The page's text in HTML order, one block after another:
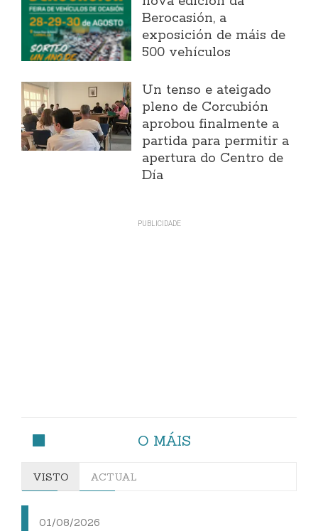
Berocasión, a
exposición de máis de
500 vehículos
Un tenso e ateigado
pleno de Corcubión
aprobou finalmente a
partida para permitir a
apertura do Centro de
Día
O MÁIS
VISTO ACTUAL
01/08/2026